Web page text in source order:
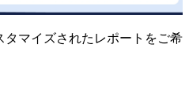
タマイズされたレポートをご希